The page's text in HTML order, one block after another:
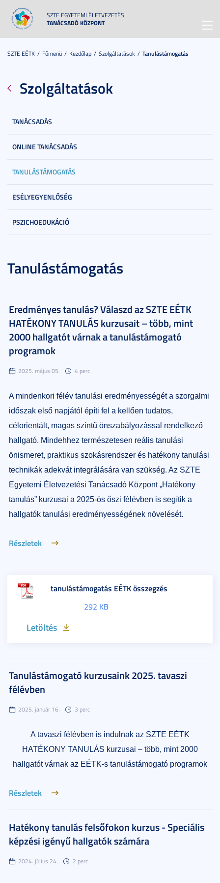
SZTE EGYETEMI ÉLETVEZETÉSI
TANÁCSADÓ KÖZPONT
SZTE EÉTK Főmenü Kezdőlap Szolgáltatások Tanulástámogatás
Szolgáltatások
TANÁCSADÁS
ONLINE TANÁCSADÁS
TANULÁSTÁMOGATÁS
ESÉLYEGYENLŐSÉG
PSZICHOEDUKÁCIÓ
Tanulástámogatás
Eredményes tanulás? Válaszd az SZTE EÉTK
HATÉKONY TANULÁS kurzusait – több, mint
2000 hallgatót várnak a tanulástámogató
programok
2025. május 05. 4 perc
A mindenkori félév tanulási eredményességét a szorgalmi
időszak első napjától építi fel a kellően tudatos,
célorientált, magas szintű önszabályozással rendelkező
hallgató. Mindehhez természetesen reális tanulási
önismeret, praktikus szokásrendszer és hatékony tanulási
technikák adekvát integrálására van szükség. Az SZTE
Egyetemi Életvezetési Tanácsadó Központ „Hatékony
tanulás” kurzusai a 2025-ös őszi félévben is segítik a
hallgatók tanulási eredményességének növelését.
Részletek
tanulástámogatás EÉTK összegzés
292 KB
Letöltés
Tanulástámogató kurzusaink 2025. tavaszi
félévben
2025. január 16. 3 perc
A tavaszi félévben is indulnak az SZTE EÉTK
HATÉKONY TANULÁS kurzusai – több, mint 2000
hallgatót várnak az EÉTK-s tanulástámogató programok
Részletek
Hatékony tanulás felsőfokon kurzus - Speciális
képzési igényű hallgatók számára
2024. július 24. 2 perc